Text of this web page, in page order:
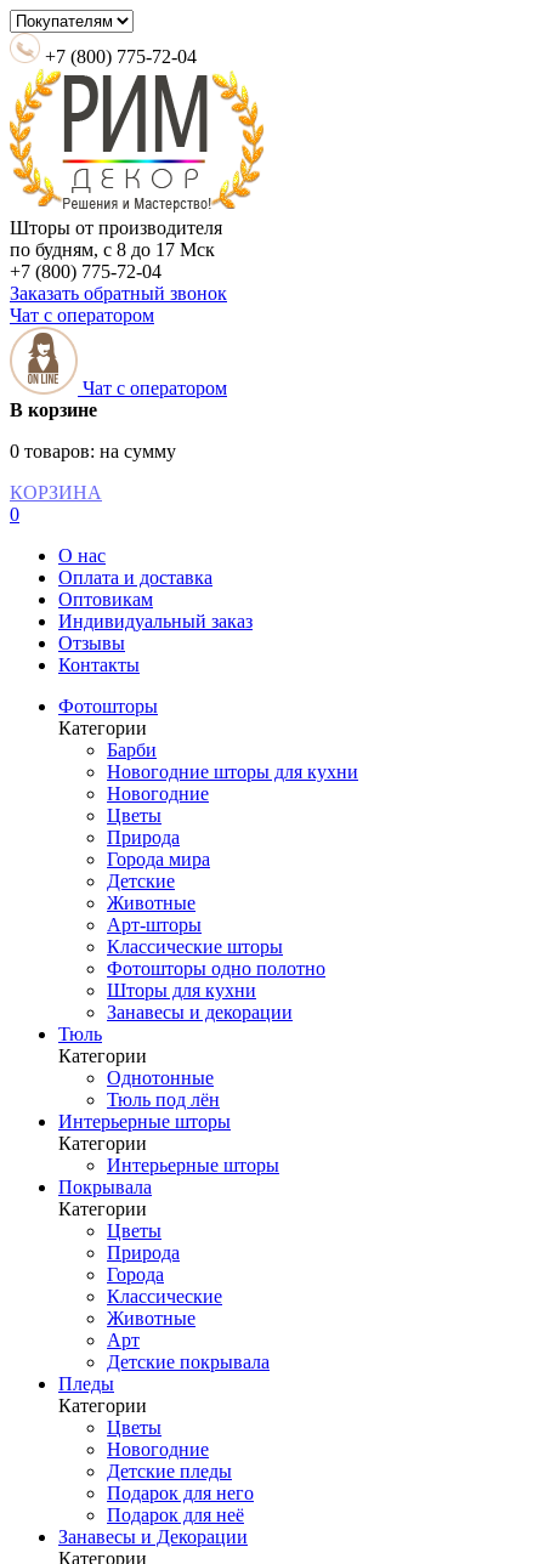
+7 (800) 775-72-04
Шторы от производителя
по будням, с 8 до 17 Мск
+7 (800) 775-72-04
Заказать обратный звонок
Чат с оператором
Чат с оператором
В корзине
0 товаров: на сумму
КОРЗИНА
0
О нас
Оплата и доставка
Оптовикам
Индивидуальный заказ
Отзывы
Контакты
Фотошторы
Категории
Барби
Новогодние шторы для кухни
Новогодние
Цветы
Природа
Города мира
Детские
Животные
Арт-шторы
Классические шторы
Фотошторы одно полотно
Шторы для кухни
Занавесы и декорации
Тюль
Категории
Однотонные
Тюль под лён
Интерьерные шторы
Категории
Интерьерные шторы
Покрывала
Категории
Цветы
Природа
Города
Классические
Животные
Арт
Детские покрывала
Пледы
Категории
Цветы
Новогодние
Детские пледы
Подарок для него
Подарок для неё
Занавесы и Декорации
Категории